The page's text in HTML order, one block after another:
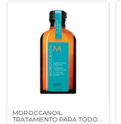
MOROCCANOIL
TRATAMIENTO PARA TODO